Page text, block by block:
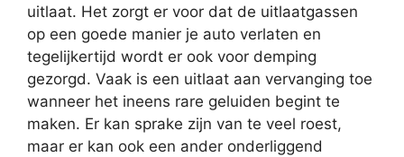
uitlaat. Het zorgt er voor dat de uitlaatgassen
op een goede manier je auto verlaten en
tegelijkertijd wordt er ook voor demping
gezorgd. Vaak is een uitlaat aan vervanging toe
wanneer het ineens rare geluiden begint te
maken. Er kan sprake zijn van te veel roest,
maar er kan ook een ander onderliggend